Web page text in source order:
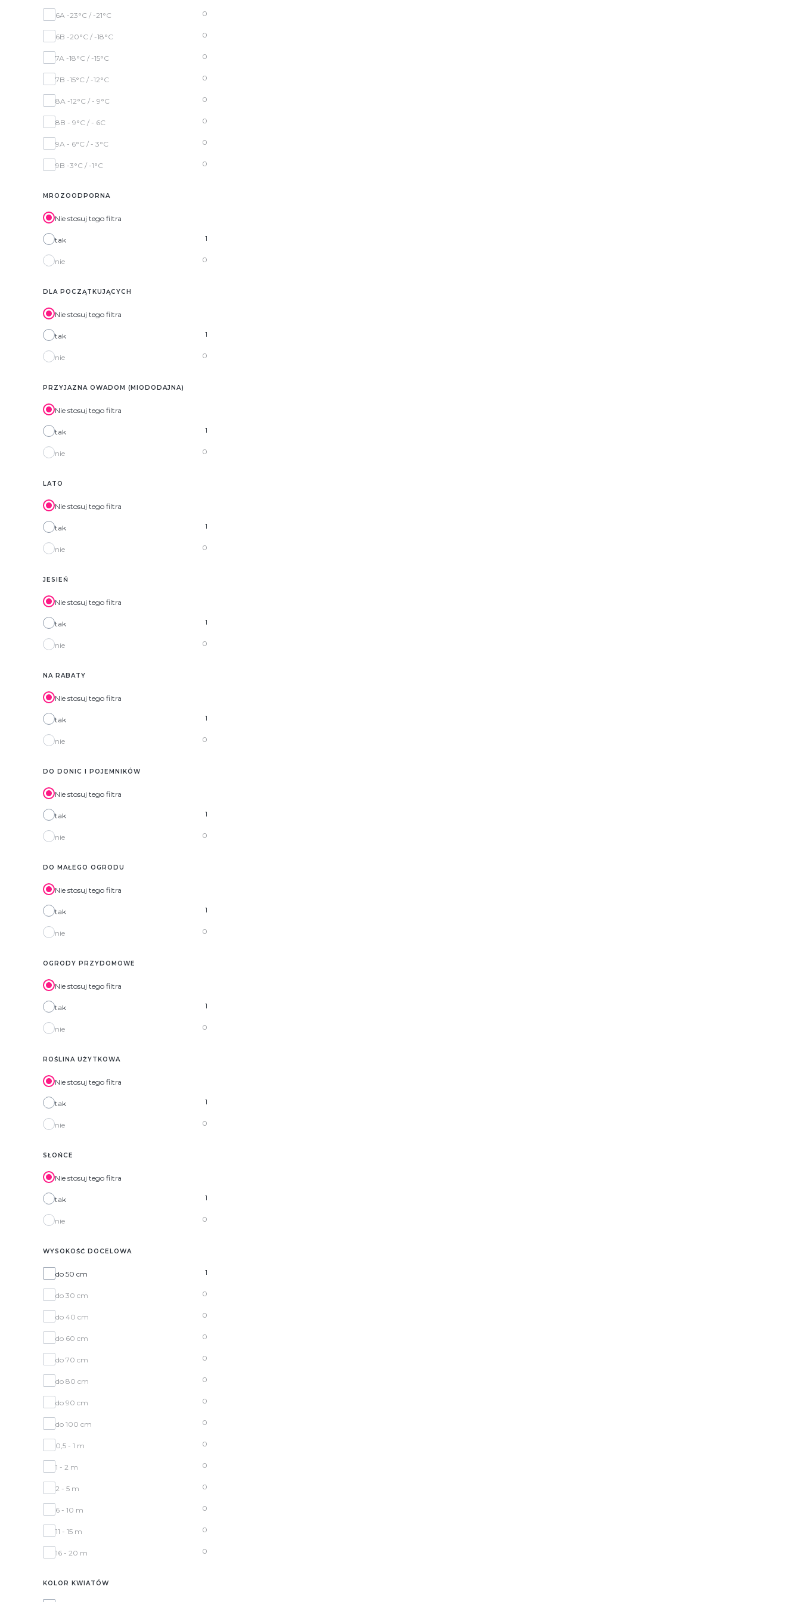
6A -23°C / -21°C 0
6B -20°C / -18°C 0
7A -18°C / -15°C 0
7B -15°C / -12°C 0
8A -12°C / - 9°C 0
8B - 9°C / - 6C 0
9A - 6°C / - 3°C 0
9B -3°C / -1°C 0
MROZOODPORNA
Nie stosuj tego filtra
tak 1
nie 0
DLA POCZĄTKUJĄCYCH
Nie stosuj tego filtra
tak 1
nie 0
PRZYJAZNA OWADOM (MIODODAJNA)
Nie stosuj tego filtra
tak 1
nie 0
LATO
Nie stosuj tego filtra
tak 1
nie 0
JESIEŃ
Nie stosuj tego filtra
tak 1
nie 0
NA RABATY
Nie stosuj tego filtra
tak 1
nie 0
DO DONIC I POJEMNIKÓW
Nie stosuj tego filtra
tak 1
nie 0
DO MAŁEGO OGRODU
Nie stosuj tego filtra
tak 1
nie 0
OGRODY PRZYDOMOWE
Nie stosuj tego filtra
tak 1
nie 0
ROŚLINA UŻYTKOWA
Nie stosuj tego filtra
tak 1
nie 0
SŁOŃCE
Nie stosuj tego filtra
tak 1
nie 0
WYSOKOŚĆ DOCELOWA
Wysokość docelowa
do 50 cm 1
do 30 cm 0
do 40 cm 0
do 60 cm 0
do 70 cm 0
do 80 cm 0
do 90 cm 0
do 100 cm 0
0,5 - 1 m 0
1 - 2 m 0
2 - 5 m 0
6 - 10 m 0
11 - 15 m 0
16 - 20 m 0
KOLOR KWIATÓW